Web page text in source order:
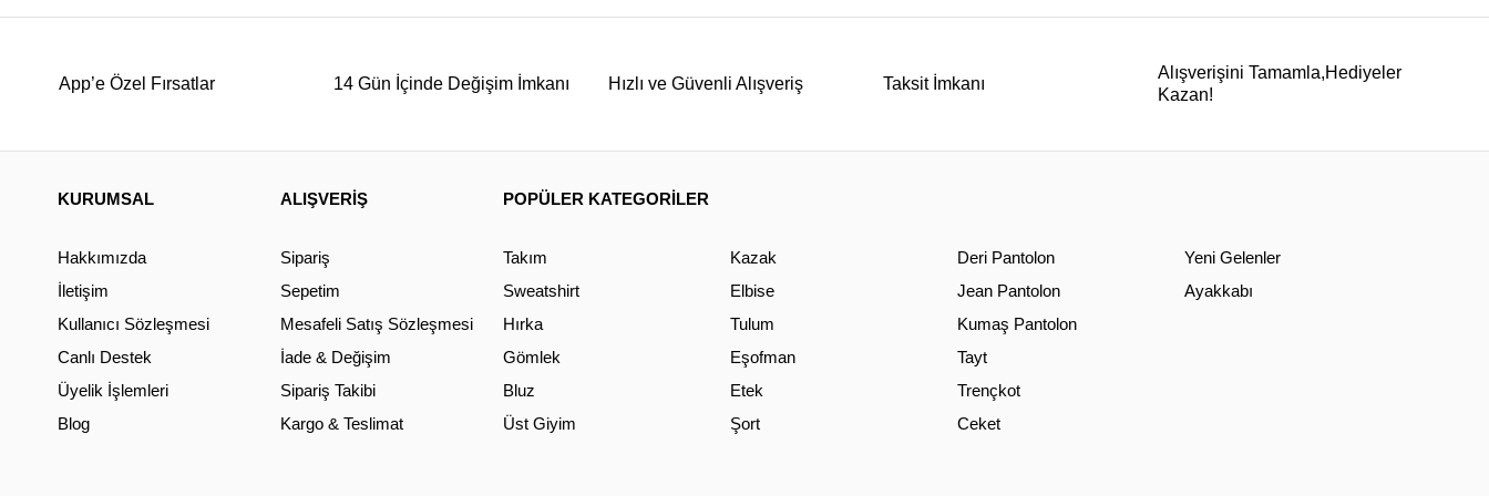
App’e Özel Fırsatlar 14 Gün İçinde Değişim İmkanı Hızlı ve Güvenli Alışveriş Taksit İmkanı
Alışverişini Tamamla,Hediyeler
Kazan!
KURUMSAL
Hakkımızda
İletişim
Kullanıcı Sözleşmesi
Canlı Destek
Üyelik İşlemleri
Blog
ALIŞVERİŞ
Sipariş
Sepetim
Mesafeli Satış Sözleşmesi
İade & Değişim
Sipariş Takibi
Kargo & Teslimat
POPÜLER KATEGORİLER
Takım
Sweatshirt
Hırka
Gömlek
Bluz
Üst Giyim
Kazak
Elbise
Tulum
Eşofman
Etek
Şort
Deri Pantolon
Jean Pantolon
Kumaş Pantolon
Tayt
Trençkot
Ceket
Yeni Gelenler
Ayakkabı